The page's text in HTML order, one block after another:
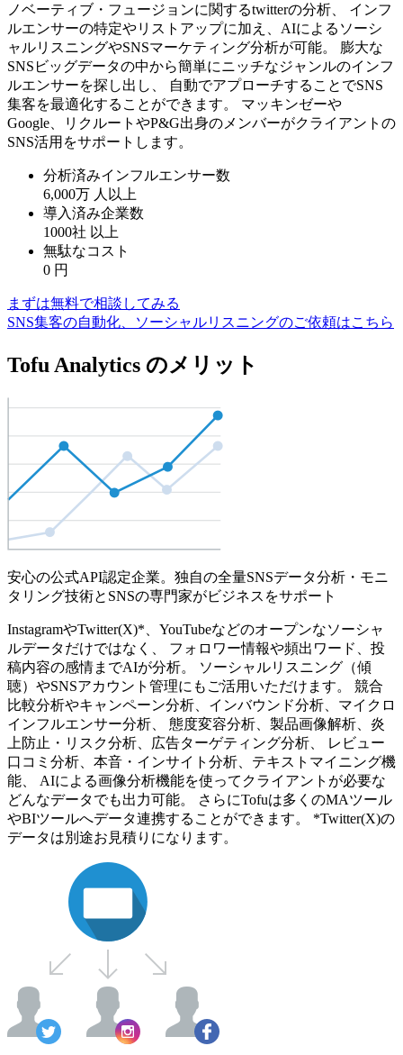
ノベーティブ・フュージョンに関するtwitterの分析、 インフ
ルエンサーの特定やリストアップに加え、AIによるソーシ
ャルリスニングやSNSマーケティング分析が可能。 膨大な
SNSビッグデータの中から簡単にニッチなジャンルのインフ
ルエンサーを探し出し、 自動でアプローチすることでSNS
集客を最適化することができます。 マッキンゼーや
Google、リクルートやP&G出身のメンバーがクライアントの
SNS活用をサポートします。
分析済みインフルエンサー数
6,000万 人以上
導入済み企業数
1000社 以上
無駄なコスト
0 円
まずは無料で相談してみる
SNS集客の自動化、ソーシャルリスニングのご依頼はこちら
Tofu Analytics のメリット
安心の公式API認定企業。独自の全量SNSデータ分析・モニ
タリング技術とSNSの専門家がビジネスをサポート
InstagramやTwitter(X)*、YouTubeなどのオープンなソーシャ
ルデータだけではなく、 フォロワー情報や頻出ワード、投
稿内容の感情までAIが分析。 ソーシャルリスニング（傾
聴）やSNSアカウント管理にもご活用いただけます。 競合
比較分析やキャンペーン分析、インバウンド分析、マイクロ
インフルエンサー分析、 態度変容分析、製品画像解析、炎
上防止・リスク分析、広告ターゲティング分析、 レビュー
口コミ分析、本音・インサイト分析、テキストマイニング機
能、 AIによる画像分析機能を使ってクライアントが必要な
どんなデータでも出力可能。 さらにTofuは多くのMAツール
やBIツールへデータ連携することができます。 *Twitter(X)の
データは別途お見積りになります。